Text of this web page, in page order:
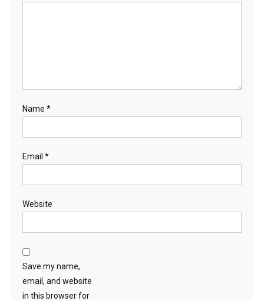
Name *
Email *
Website
Save my name,
email, and website
in this browser for